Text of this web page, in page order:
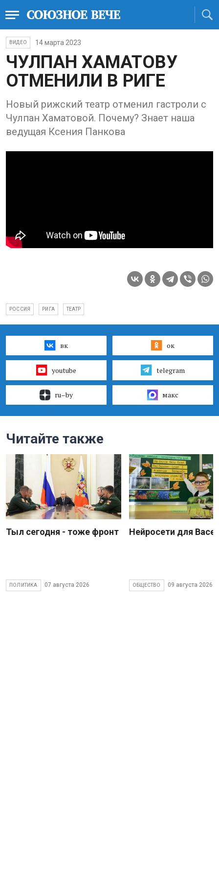
ВИДЕО 14 марта 2023
ЧУЛПАН ХАМАТОВУ
ОТМЕНИЛИ В РИГЕ
Новый рижский театр отменил гастроли с
Чулпан Хаматовой. Почему? Знает наша
ведущая Ксения Панкова
РОССИЯ РИГА ТЕАТР
вк ок
youtube telegram
ru–by макс
Читайте также
Тыл сегодня - тоже фронт
ПОЛИТИКА 07 августа 2026
Нейросети для
ОБЩЕСТВО 09 августа 2026